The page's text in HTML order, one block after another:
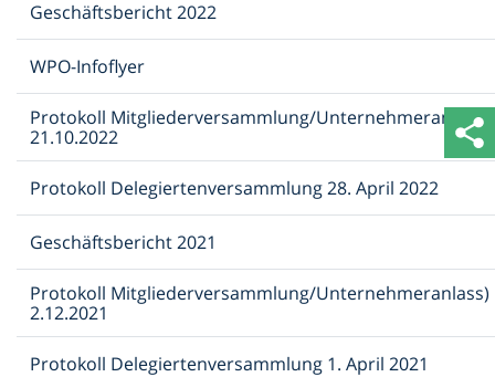
Geschäftsbericht 2022
WPO-Infoflyer
Protokoll Mitgliederversammlung/Unternehmeranlass)
21.10.2022
Protokoll Delegiertenversammlung 28. April 2022
Geschäftsbericht 2021
Protokoll Mitgliederversammlung/Unternehmeranlass)
2.12.2021
Protokoll Delegiertenversammlung 1. April 2021